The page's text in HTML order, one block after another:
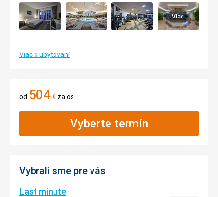
Viac
Viac o ubytovaní
od 504€ za os.
Vyberte termín
Vybrali sme pre vás
Last minute